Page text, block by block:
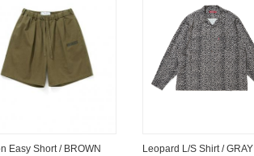
Easy Short / BROWN
Leopard L/S Shirt / GRAY